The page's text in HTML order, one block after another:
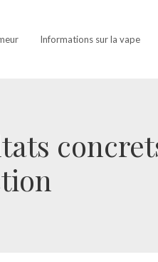
Informations sur la vape